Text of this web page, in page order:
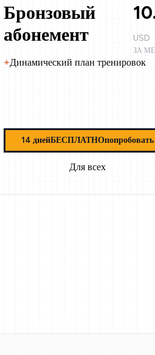
Бронзовый
абонемент
USD
ЗА
Динамический план тренировок
14 днейБЕСПЛАТНОпопробовать
Для всех